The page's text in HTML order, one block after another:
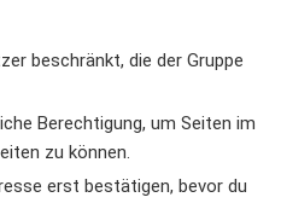
beschränkt, die der Gruppe
Berechtigung, um Seiten im
zu können.
erst bestätigen, bevor du